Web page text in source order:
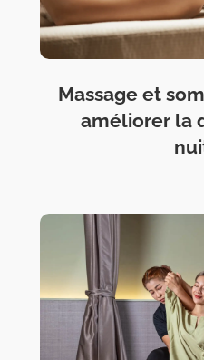
Massage et
améliorer la